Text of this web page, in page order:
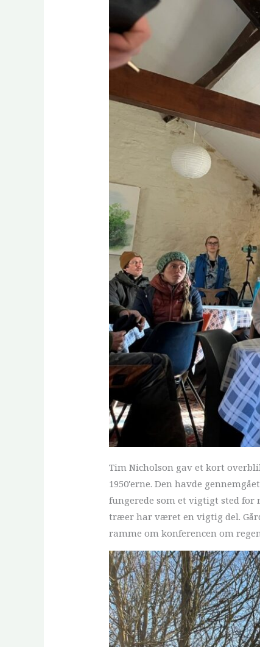
Tim Nicholson gav et kort
1950'erne. Den havde
fungerede som et vigtigt sted
træer har været en vigtig del.
ramme om konferencen om